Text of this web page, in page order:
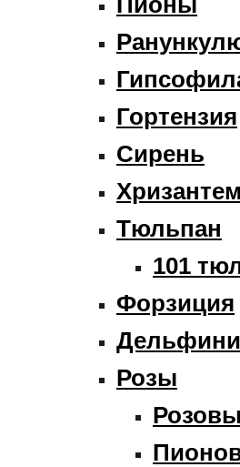
Гортензия
Сирень
Тюльпан
101
Форзиция
Розы